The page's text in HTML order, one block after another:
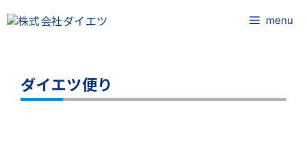
ン
menu
ダイエツ便り